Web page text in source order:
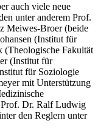
auch viele neue
unter anderem Prof.
Meiwes-Broer (beide
(Institut für
Fakultät
(Institut für
für Soziologie
mit Unterstützung
Dr. Ralf Ludwig
den Reglern unter